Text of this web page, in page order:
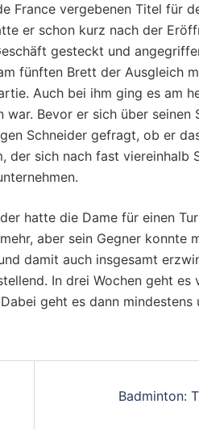
France vergebenen Titel für
er schon kurz nach der
gesteckt und
fünften Brett der Ausgleich
Auch bei ihm ging es am
Bevor er sich über seinen
Schneider gefragt, ob er
der sich nach fast viereinhalb
hatte die Dame für einen
aber sein Gegner konnte
damit auch insgesamt
In drei Wochen geht es
geht es dann mindestens
Badminton: